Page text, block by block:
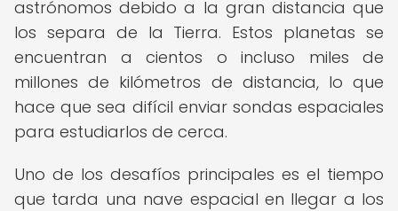
astrónomos debido a la gran distancia que
los separa de la Tierra. Estos planetas se
encuentran a cientos o incluso miles de
millones de kilómetros de distancia, lo que
hace que sea difícil enviar sondas espaciales
para estudiarlos de cerca.
Uno de los desafíos principales es el tiempo
que tarda una nave espacial en llegar a los